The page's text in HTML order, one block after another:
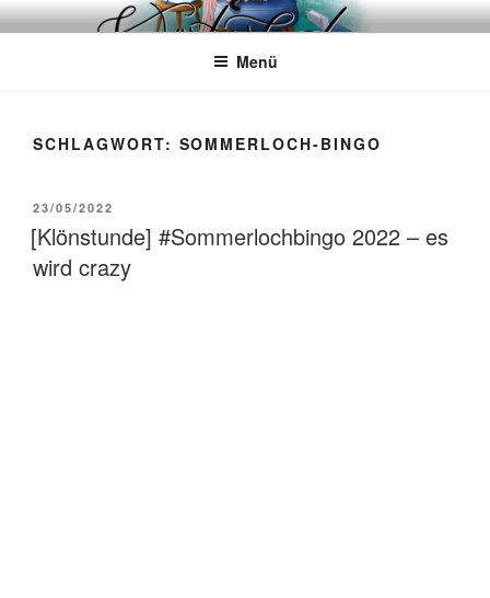
Zum
InhaltWÖRTERKATZE
Von Büchern erzählen
Menü
SCHLAGWORT: SOMMERLOCH-BINGO
VERÖFFENTLICHT
AM
23/05/2022
[Klönstunde] #Sommerlochbingo 2022 – es
wird crazy